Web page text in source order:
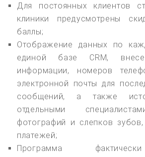
Для постоянных клиентов
клиники предусмотрены
баллы;
Отображение данных по
единой базе CRM,
информации, номеров
электронной почты для
сообщений, а также
отдельными
фотографий и слепков
платежей;
Программа